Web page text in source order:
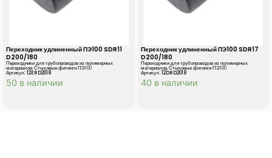
Переходник удлиненный ПЭ100 SDR11
D200/180
Переходники для трубопроводов из полимерных
материалов,Стыковые фитинги ПЭ100
Артикул: 12ERD2018
50 в наличии
Переходник удлиненный ПЭ100 SDR17
D200/180
Переходники для трубопроводов из полимерных
материалов,Стыковые фитинги ПЭ100
Артикул: 12DRD2018
40 в наличии